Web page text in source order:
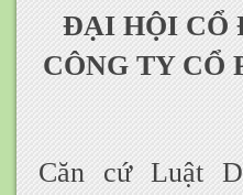
ĐẠI HỘI CỔ
CÔNG TY CỔ
Căn cứ Luật